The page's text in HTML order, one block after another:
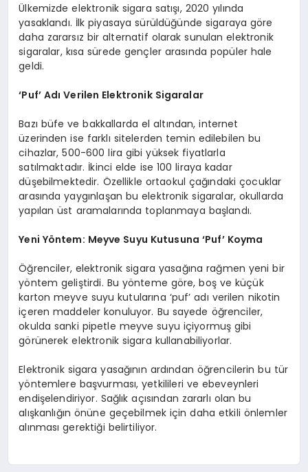
Ülkemizde elektronik sigara satışı, 2020 yılında
yasaklandı. İlk piyasaya sürüldüğünde sigaraya göre
daha zararsız bir alternatif olarak sunulan elektronik
sigaralar, kısa sürede gençler arasında popüler hale
geldi.
‘Puf’ Adı Verilen Elektronik Sigaralar
Bazı büfe ve bakkallarda el altından, internet
üzerinden ise farklı sitelerden temin edilebilen bu
cihazlar, 500-600 lira gibi yüksek fiyatlarla
satılmaktadır. İkinci elde ise 100 liraya kadar
düşebilmektedir. Özellikle ortaokul çağındaki çocuklar
arasında yaygınlaşan bu elektronik sigaralar, okullarda
yapılan üst aramalarında toplanmaya başlandı.
Yeni Yöntem: Meyve Suyu Kutusuna ‘Puf’ Koyma
Öğrenciler, elektronik sigara yasağına rağmen yeni bir
yöntem geliştirdi. Bu yönteme göre, boş ve küçük
karton meyve suyu kutularına ‘puf’ adı verilen nikotin
içeren maddeler konuluyor. Bu sayede öğrenciler,
okulda sanki pipetle meyve suyu içiyormuş gibi
görünerek elektronik sigara kullanabiliyorlar.
Elektronik sigara yasağının ardından öğrencilerin bu tür
yöntemlere başvurması, yetkilileri ve ebeveynleri
endişelendiriyor. Sağlık açısından zararlı olan bu
alışkanlığın önüne geçebilmek için daha etkili önlemler
alınması gerektiği belirtiliyor.